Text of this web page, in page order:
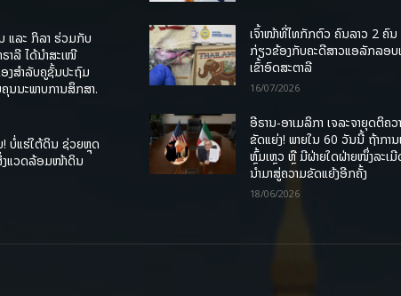
ແລະ ກິລາ ຮ່ວມກັບ
າລີ ໄດ້ນຳສະເໜີ
ງສຳລັບຄູຊັ້ນປະຖົມ
ນນະພາບການສຶກສາ.
ບໍ່ແຮ່ໃຕ້ດິນ ຊ່ວຍຫຼຸດ
ແວດລ້ອມໜ້າດິນ
ເຈົ້າໜ້າທີ່ໄທກັກຕົວ ຄົນລາວ 2 ຄົ
ກ່ຽວຂ້ອງກັບຄະດີສາວແອລັກລອບ
ເຂົ້າອົດສະຕາລີ
16/07/2026
ອີຣານ-ອາເມລິກາ ເຈລະຈາຍຸດຕິຄວ
ຂັດແຍ່ງ! ພາຍໃນ 60 ວັນນີ້ ຖ້າການ
ຫຼົ້ມເຫຼວ ຫຼື ມີຝ່າຍໃດຝ່າຍໜຶ່ງລະເມີ
ນໍາມາສູ່ຄວາມຂັດແຍ້ງອີກຄັ້ງ
18/06/2026